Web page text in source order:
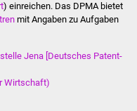
Hallenbad
Bizethalle
) einreichen. Das DPMA bietet
mit Angaben zu Aufgaben
Jena [Deutsches Patent-
Wirtschaft)